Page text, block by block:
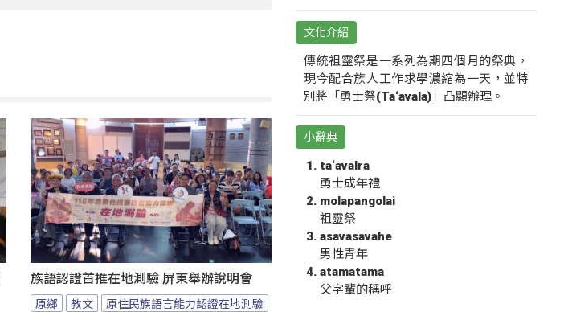
族語認證首推在地測驗 屏東舉辦說明會
原鄉 教文
原住民族語言能力認證在地測驗
文化介紹
傳統祖靈祭是一系列為期四個月的祭典，
現今配合族人工作求學濃縮為一天，並特
別將「勇士祭(Ta‘avala)」凸顯辦理。
小辭典
ta‘avalra
勇士成年禮
molapangolai
祖靈祭
asavasavahe
男性青年
atamatama
父字輩的稱呼